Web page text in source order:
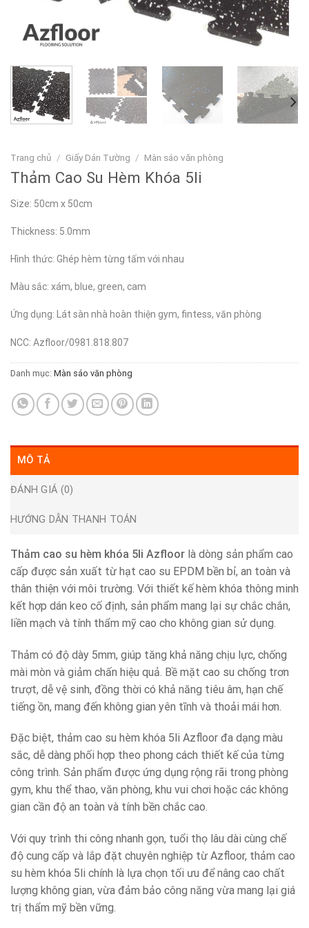
Trang chủ / Giấy Dán Tường / Màn sáo văn phòng
Thảm Cao Su Hèm Khóa 5li
Size: 50cm x 50cm
Thickness: 5.0mm
Hình thức: Ghép hèm từng tấm với nhau
Màu sắc: xám, blue, green, cam
Ứng dụng: Lát sàn nhà hoàn thiện gym, fintess, văn phòng
NCC: Azfloor/0981.818.807
Danh mục: Màn sáo văn phòng
MÔ TẢ
ĐÁNH GIÁ (0)
HƯỚNG DẪN THANH TOÁN
Thảm cao su hèm khóa 5li Azfloor là dòng sản phẩm cao
cấp được sản xuất từ hạt cao su EPDM bền bỉ, an toàn và
thân thiện với môi trường. Với thiết kế hèm khóa thông minh
kết hợp dán keo cố định, sản phẩm mang lại sự chắc chắn,
liền mạch và tính thẩm mỹ cao cho không gian sử dụng.
Thảm có độ dày 5mm, giúp tăng khả năng chịu lực, chống
mài mòn và giảm chấn hiệu quả. Bề mặt cao su chống trơn
trượt, dễ vệ sinh, đồng thời có khả năng tiêu âm, hạn chế
tiếng ồn, mang đến không gian yên tĩnh và thoải mái hơn.
Đặc biệt, thảm cao su hèm khóa 5li Azfloor đa dạng màu
sắc, dễ dàng phối hợp theo phong cách thiết kế của từng
công trình. Sản phẩm được ứng dụng rộng rãi trong phòng
gym, khu thể thao, văn phòng, khu vui chơi hoặc các không
gian cần độ an toàn và tính bền chắc cao.
Với quy trình thi công nhanh gọn, tuổi thọ lâu dài cùng chế
độ cung cấp và lắp đặt chuyên nghiệp từ Azfloor, thảm cao
su hèm khóa 5li chính là lựa chọn tối ưu để nâng cao chất
lượng không gian, vừa đảm bảo công năng vừa mang lại giá
trị thẩm mỹ bền vững.